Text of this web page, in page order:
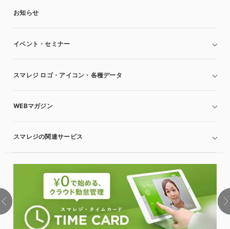
お知らせ
イベント・セミナー
スマレジ ロゴ・アイコン・各種データ
WEBマガジン
スマレジの関連サービス